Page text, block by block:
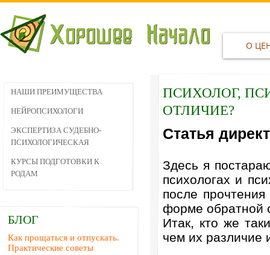
О
НАШИ ПРЕИМУЩЕСТВА
НЕЙРОПСИХОЛОГИ
ЭКСПЕРТИЗА СУДЕБНО-
ПСИХОЛОГИЧЕСКАЯ
КУРСЫ ПОДГОТОВКИ К
РОДАМ
БЛОГ
Как прощаться и отпускать.
Практические советы
ПСИХОЛОГ,
ОТЛИЧИЕ?
Статья
Здесь я
психологах и
после
форме обратной
Итак, кто же
чем их различие